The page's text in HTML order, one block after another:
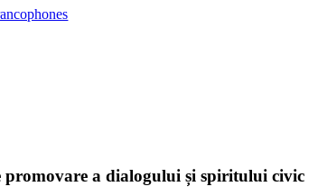
a dialogului și spiritului civic